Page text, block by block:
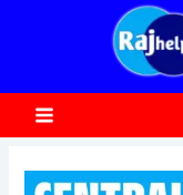
c